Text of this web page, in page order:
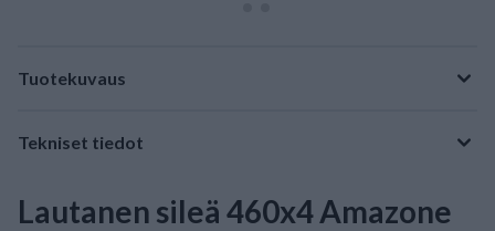
Tuotekuvaus
Tekniset tiedot
Lautanen sileä 460x4 Amazone